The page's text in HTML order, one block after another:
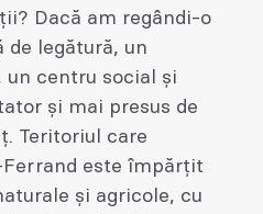
Dacă am regândi-o
de legătură, un
un centru social și
și mai presus de
Teritoriul care
este împărțit
și agricole, cu